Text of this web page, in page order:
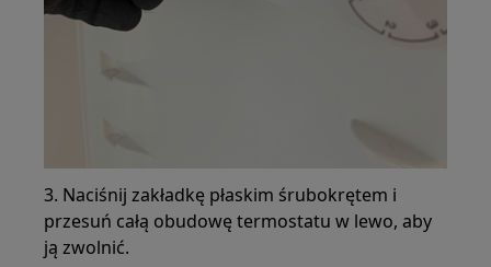
3. Naciśnij zakładkę płaskim śrubokrętem i
przesuń całą obudowę termostatu w lewo, aby
ją zwolnić.